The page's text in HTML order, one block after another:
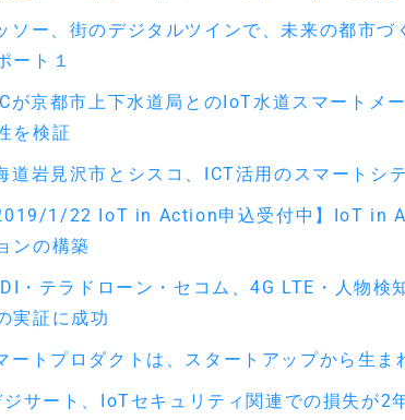
ソー、街のデジタルツインで、未来の都市
ート１
が京都市上下水道局とのIoT水道スマートメ
を検証
道岩見沢市とシスコ、ICT活用のスマートシ
1/22 IoT in Action申込受付中】IoT in
ンの構築
・テラドローン・セコム、4G LTE・人物検
実証に成功
ートプロダクトは、スタートアップから生ま
サート、IoTセキュリティ関連での損失が2